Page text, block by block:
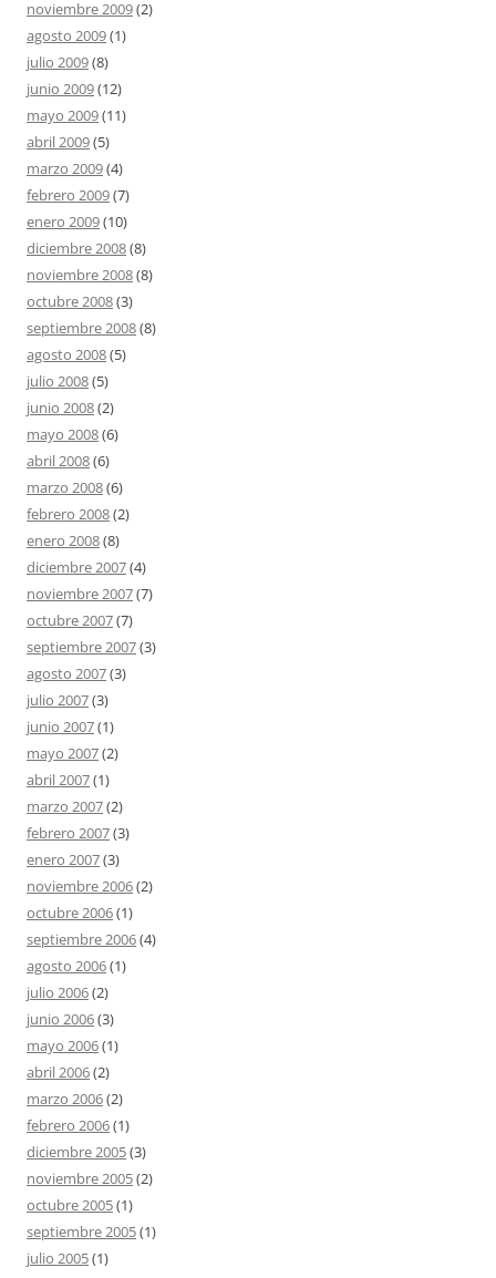
noviembre 2009(2)
agosto 2009(1)
julio 2009(8)
junio 2009(12)
mayo 2009(11)
abril 2009(5)
marzo 2009(4)
febrero 2009(7)
enero 2009(10)
diciembre 2008(8)
noviembre 2008(8)
octubre 2008(3)
septiembre 2008(8)
agosto 2008(5)
julio 2008(5)
junio 2008(2)
mayo 2008(6)
abril 2008(6)
marzo 2008(6)
febrero 2008(2)
enero 2008(8)
diciembre 2007(4)
noviembre 2007(7)
octubre 2007(7)
septiembre 2007(3)
agosto 2007(3)
julio 2007(3)
junio 2007(1)
mayo 2007(2)
abril 2007(1)
marzo 2007(2)
febrero 2007(3)
enero 2007(3)
noviembre 2006(2)
octubre 2006(1)
septiembre 2006(4)
agosto 2006(1)
julio 2006(2)
junio 2006(3)
mayo 2006(1)
abril 2006(2)
marzo 2006(2)
febrero 2006(1)
diciembre 2005(3)
noviembre 2005(2)
octubre 2005(1)
septiembre 2005(1)
julio 2005(1)